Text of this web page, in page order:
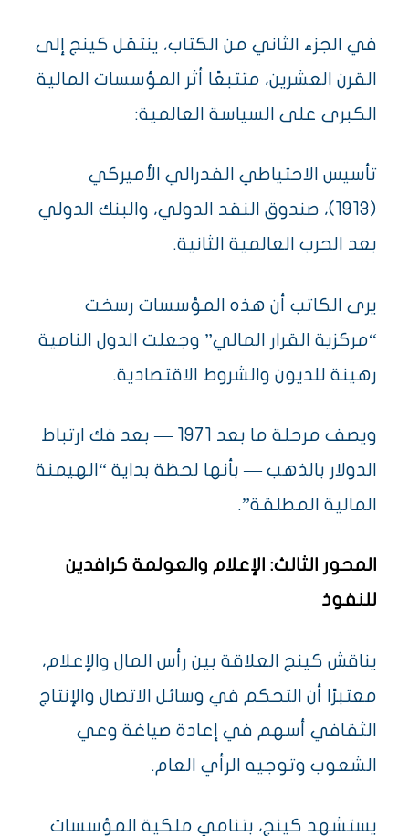
في الجزء الثاني من الكتاب، ينتقل كينج إلى
القرن العشرين، متتبعًا أثر المؤسسات المالية
الكبرى على السياسة العالمية:
تأسيس الاحتياطي الفدرالي الأميركي
(1913)، صندوق النقد الدولي، والبنك الدولي
بعد الحرب العالمية الثانية.
يرى الكاتب أن هذه المؤسسات رسخت
“مركزية القرار المالي” وجعلت الدول النامية
رهينة للديون والشروط الاقتصادية.
ويصف مرحلة ما بعد 1971 — بعد فك ارتباط
الدولار بالذهب — بأنها لحظة بداية “الهيمنة
المالية المطلقة”.
المحور الثالث: الإعلام والعولمة كرافدين
للنفوذ
يناقش كينج العلاقة بين رأس المال والإعلام،
معتبرًا أن التحكم في وسائل الاتصال والإنتاج
الثقافي أسهم في إعادة صياغة وعي
الشعوب وتوجيه الرأي العام.
يستشهد كينج، بتنامي ملكية المؤسسات